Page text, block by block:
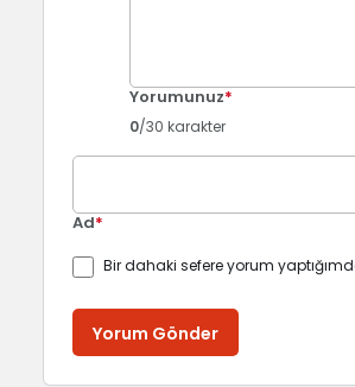
Yorumunuz*
0/30 karakter
Ad*
Bir dahaki sefere yorum
Yorum Gönder